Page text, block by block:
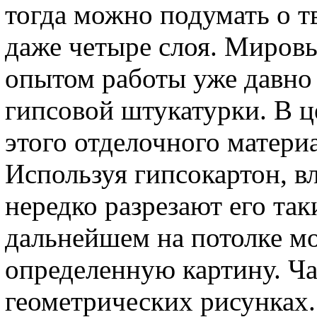
тогда можно подумать о
даже четыре слоя.
опытом работы уже
гипсовой штукатурки. В
этого отделочного
Используя гипсокартон,
нередко разрезают его
дальнейшем на потолке
определенную картину.
геометрических рисунках.